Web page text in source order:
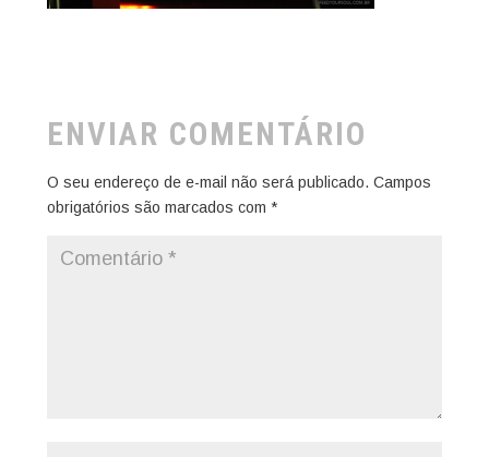
ENVIAR COMENTÁRIO
O seu endereço de e-mail não será publicado. Campos
obrigatórios são marcados com *